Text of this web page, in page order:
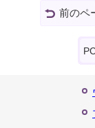
前のペ